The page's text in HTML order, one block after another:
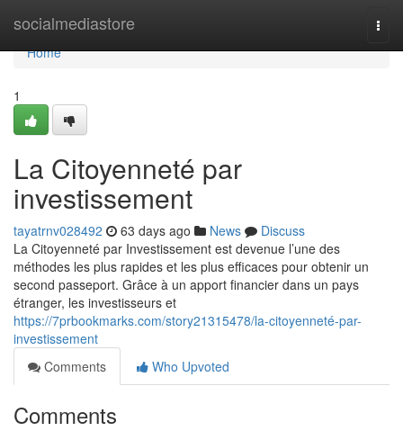
socialmediastore
Home
Home
1
La Citoyenneté par
investissement
tayatrnv028492 63 days ago News
Discuss
La Citoyenneté par Investissement est devenue l’une des
méthodes les plus rapides et les plus efficaces pour obtenir un
second passeport. Grâce à un apport financier dans un pays
étranger, les investisseurs et
https://7prbookmarks.com/story21315478/la-citoyenneté-par-
investissement
Comments
Who Upvoted
Comments